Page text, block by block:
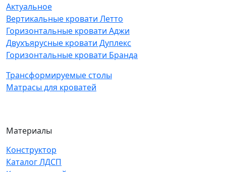
Актуальное
Вертикальные кровати Летто
Горизонтальные кровати Аджи
Двухъярусные кровати Дуплекс
Горизонтальные кровати Бранда
Трансформируемые столы
Матрасы для кроватей
Материалы
Конструктор
Каталог ЛДСП